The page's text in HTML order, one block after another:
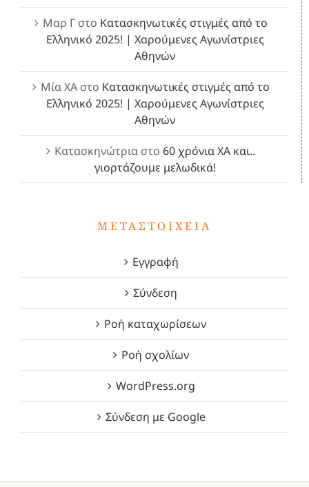
Μαρ Γστο Κατασκηνωτικές στιγμές από το
Ελληνικό 2025! | Χαρούμενες Αγωνίστριες
Αθηνών
Μία ΧΑστο Κατασκηνωτικές στιγμές από το
Ελληνικό 2025! | Χαρούμενες Αγωνίστριες
Αθηνών
Κατασκηνώτρια στο 60 χρόνια ΧΑ και..
γιορτάζουμε μελωδικά!
ΜΕΤΑΣΤΟΙΧΕΊΑ
Εγγραφή
Σύνδεση
Ροή καταχωρίσεων
Ροή σχολίων
WordPress.org
Σύνδεση με Google